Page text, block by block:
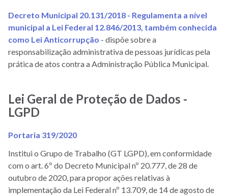
Decreto Municipal 20.131/2018 - Regulamenta a nível
municipal a Lei Federal 12.846/2013, também conhecida
como Lei Anticorrupção (link
abre
em
- dispõe sobre a
responsabilização administrativa de pessoas jurídicas pela
prática de atos contra a Administração Pública Municipal.
Lei Geral de Proteção de Dados -
LGPD
Portaria 319/2020
Institui o Grupo de Trabalho (GT LGPD), em conformidade
com o art. 6º do Decreto Municipal nº 20.777, de 28 de
outubro de 2020, para propor ações relativas à
implementação da Lei Federal nº 13.709, de 14 de agosto de